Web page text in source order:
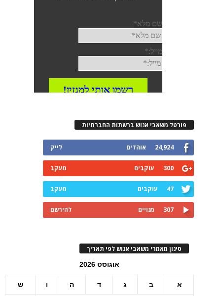
פורטל משאבי אנוש ברשתות החברתיות
24,924 אוהדים לייק
300 עוקבים מעקב
47 עוקבים מעקב
307 מנויים להירשם
סינון מאמרי משאבי אנוש לפי תאריך
אוגוסט 2026
א ב ג ד ה ו ש